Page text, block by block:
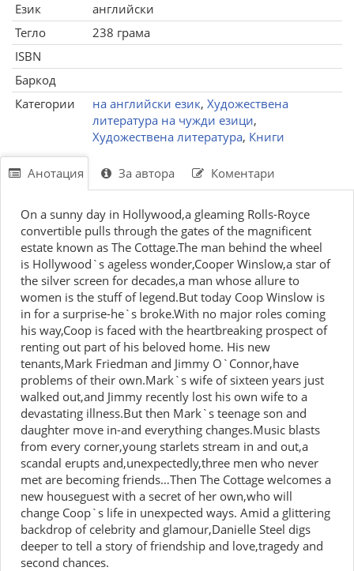
Език
английски
Тегло
238 грама
ISBN
Баркод
Категории
на английски език, Художествена
литература на чужди езици,
Художествена литература, Книги
Анотация За автора Коментари
On a sunny day in Hollywood,a gleaming Rolls-Royce
convertible pulls through the gates of the magnificent
estate known as The Cottage.The man behind the wheel
is Hollywood`s ageless wonder,Cooper Winslow,a star of
the silver screen for decades,a man whose allure to
women is the stuff of legend.But today Coop Winslow is
in for a surprise-he`s broke.With no major roles coming
his way,Coop is faced with the heartbreaking prospect of
renting out part of his beloved home. His new
tenants,Mark Friedman and Jimmy O`Connor,have
problems of their own.Mark`s wife of sixteen years just
walked out,and Jimmy recently lost his own wife to a
devastating illness.But then Mark`s teenage son and
daughter move in-and everything changes.Music blasts
from every corner,young starlets stream in and out,a
scandal erupts and,unexpectedly,three men who never
met are becoming friends…Then The Cottage welcomes a
new houseguest with a secret of her own,who will
change Coop`s life in unexpected ways. Amid a glittering
backdrop of celebrity and glamour,Danielle Steel digs
deeper to tell a story of friendship and love,tragedy and
second chances.